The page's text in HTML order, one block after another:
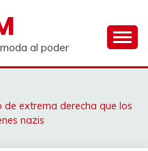
al poder
de extrema derecha que los
nazis